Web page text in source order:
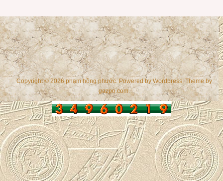
Copyright © 2026 phạm hồng phước. Powered byWordpress, Theme by
gazpo.com.